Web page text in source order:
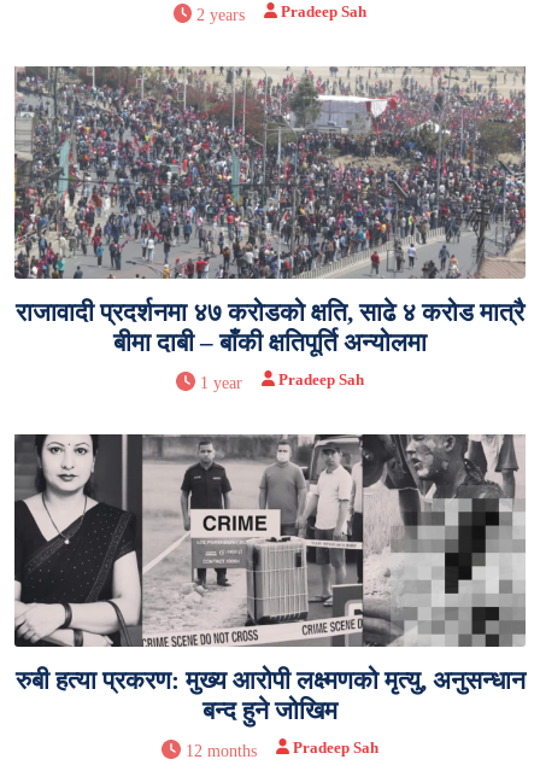
2 years Pradeep Sah
राजावादी प्रदर्शनमा ४७ करोडको क्षति, साढे ४ करोड मात्रै
बीमा दाबी – बाँकी क्षतिपूर्ति अन्योलमा
1 year Pradeep Sah
रुबी हत्या प्रकरण: मुख्य आरोपी लक्ष्मणको मृत्यु, अनुसन्धान
बन्द हुने जोखिम
12 months Pradeep Sah